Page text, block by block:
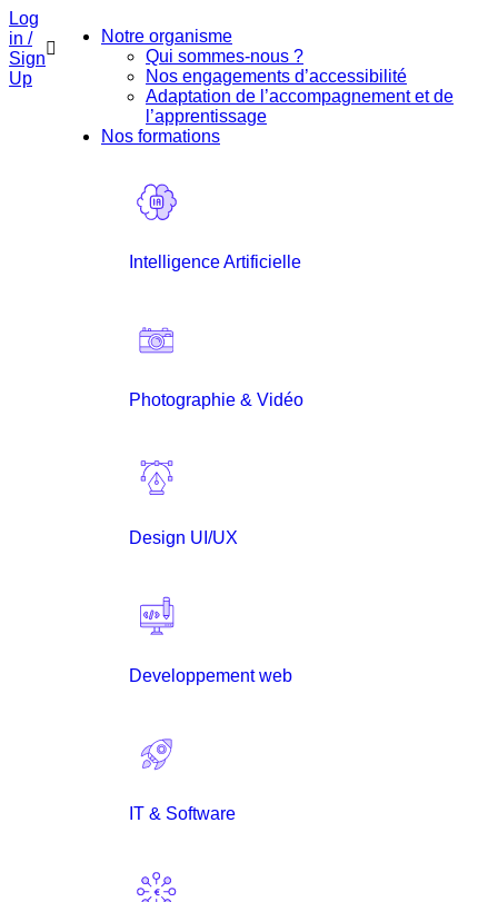
Log
in /
Sign
Up
Notre organisme
Qui sommes-nous ?
Nos engagements d’accessibilité
Adaptation de l’accompagnement et de
l’apprentissage
Nos formations
Intelligence Artificielle
Photographie & Vidéo
Design UI/UX
Developpement web
IT & Software